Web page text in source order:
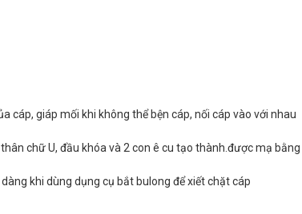
cáp, giáp mối khi không thể bện cáp, nối cáp vào với nhau
chữ U, đầu khóa và 2 con ê cu tạo thành.được mạ bằng
khi dùng dụng cụ bắt bulong để xiết chặt cáp